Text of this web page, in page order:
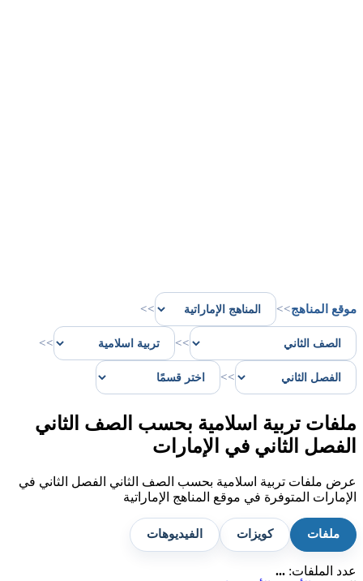
موقع المناهج>>
>>
>>
>>
>>
ملفات تربية اسلامية بحسب الصف الثاني
الفصل الثاني في الإمارات
عرض ملفات تربية اسلامية بحسب الصف الثاني الفصل الثاني في
الإمارات المتوفرة في موقع المناهج الإماراتية
ملفات كويزات الفيديوهات
عدد الملفات: ...